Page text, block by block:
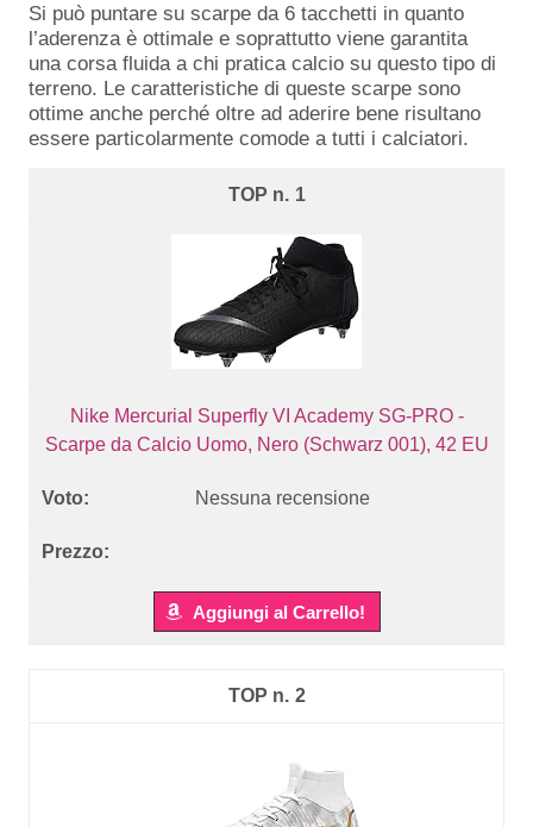
Si può puntare su scarpe da 6 tacchetti in quanto
l’aderenza è ottimale e soprattutto viene garantita
una corsa fluida a chi pratica calcio su questo tipo di
terreno. Le caratteristiche di queste scarpe sono
ottime anche perché oltre ad aderire bene risultano
essere particolarmente comode a tutti i calciatori.
1
Nike Mercurial Superfly VI Academy SG-PRO -
Scarpe da Calcio Uomo, Nero (Schwarz 001), 42 EU
Nessuna recensione
Aggiungi al Carrello!
2